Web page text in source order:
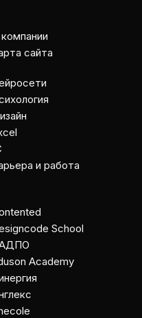
сайта
и работа
School
Academy